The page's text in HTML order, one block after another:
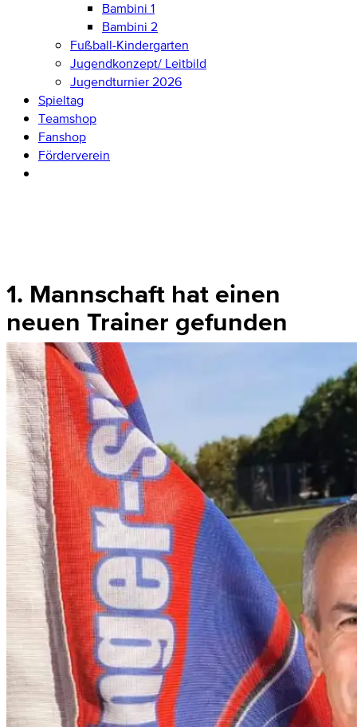
Bambini 1
Bambini 2
Fußball-Kindergarten
Jugendkonzept/ Leitbild
Jugendturnier 2026
Spieltag
Teamshop
Fanshop
Förderverein
1. Mannschaft hat einen
neuen Trainer gefunden